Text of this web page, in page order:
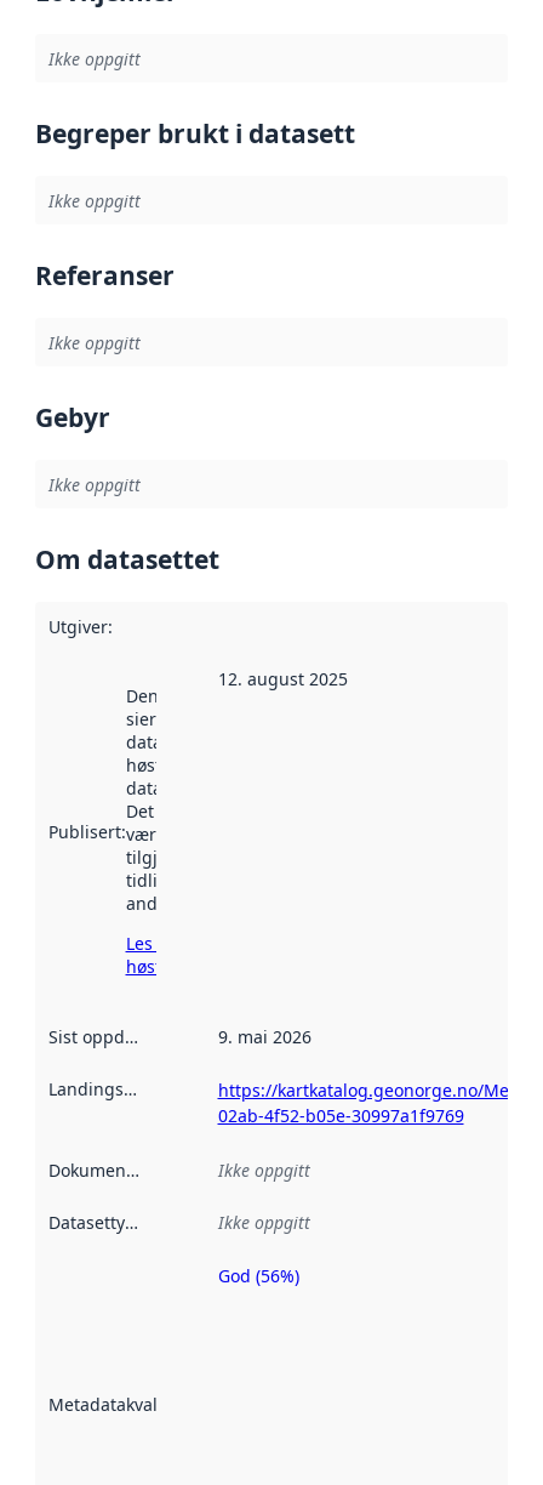
Ikke oppgitt
Begreper brukt i datasett
Ikke oppgitt
Referanser
Ikke oppgitt
Gebyr
Ikke oppgitt
Om datasettet
Utgiver:
Publisert:
Denne datoen
sier når
datasettet ble
høstet av
data.norge.no.
Det kan ha
vært
tilgjengelig
tidligere
andre steder.
Les mer om
høsting her
12. august 2025
Sist oppdatert 9. mai 2026
Landingsside
https://kartkatalog.geonorge.no/
02ab-4f52-b05e-30997a1f9769
Dokumentasjon Ikke oppgitt
Datasettype Ikke oppgitt
Metadatakvalitet
Metadatakvalitet
God (56%)